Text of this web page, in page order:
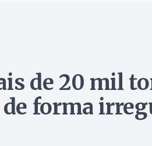
de 20 mil
forma